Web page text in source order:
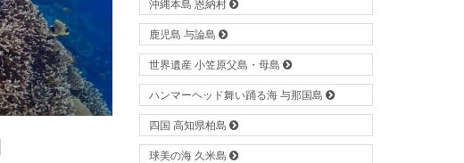
沖縄本島 恩納村
鹿児島 与論島
世界遺産 小笠原父島・母島
ハンマーヘッド舞い踊る海 与那国島
四国 高知県柏島
球美の海 久米島